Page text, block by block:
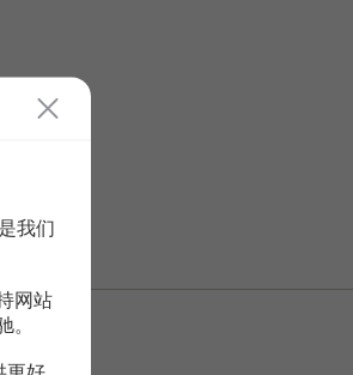
我们
网站
。
更好